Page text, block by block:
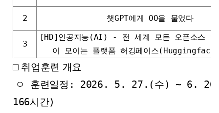
2 챗GPT에게 OO을 물었다
3
[HD]인공지능(AI) - 전 세계 모든 오픈소스 인
이 모이는 플랫폼 허깅페이스
□ 취업훈련 개요
ㅇ 훈련일정: 2026. 5. 27.(수) ~ 6.
166시간)